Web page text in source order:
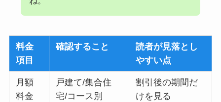
料金
項目
確認すること
読者が見落とし
やすい点
月額
料金
戸建て/集合住
宅/コース別
割引後の期間だ
けを見る